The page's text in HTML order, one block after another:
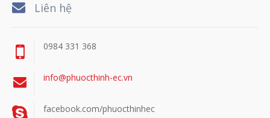
Liên hệ
0984 331 368
info@phuocthinh-ec.vn
facebook.com/phuocthinhec